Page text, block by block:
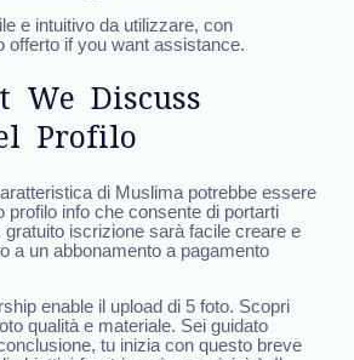
e intuitivo da utilizzare, con
offerto if you want assistance.
We Discuss
Profilo
di Muslima potrebbe essere
profilo info che consente di portarti
gratuito iscrizione sarà facile creare e
a un abbonamento a pagamento
enable il upload di 5 foto. Scopri
qualità e materiale. Sei guidato
tu inizia con questo breve